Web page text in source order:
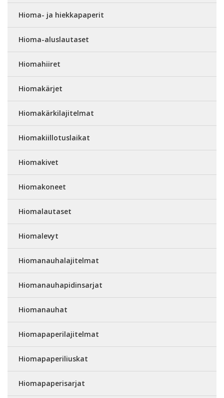
Hioma- ja hiekkapaperit
Hioma-aluslautaset
Hiomahiiret
Hiomakärjet
Hiomakärkilajitelmat
Hiomakiillotuslaikat
Hiomakivet
Hiomakoneet
Hiomalautaset
Hiomalevyt
Hiomanauhalajitelmat
Hiomanauhapidinsarjat
Hiomanauhat
Hiomapaperilajitelmat
Hiomapaperiliuskat
Hiomapaperisarjat